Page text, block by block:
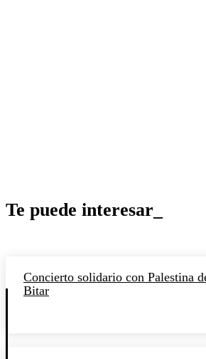
Te puede interesar_
Concierto solidario con Palestina
Bitar